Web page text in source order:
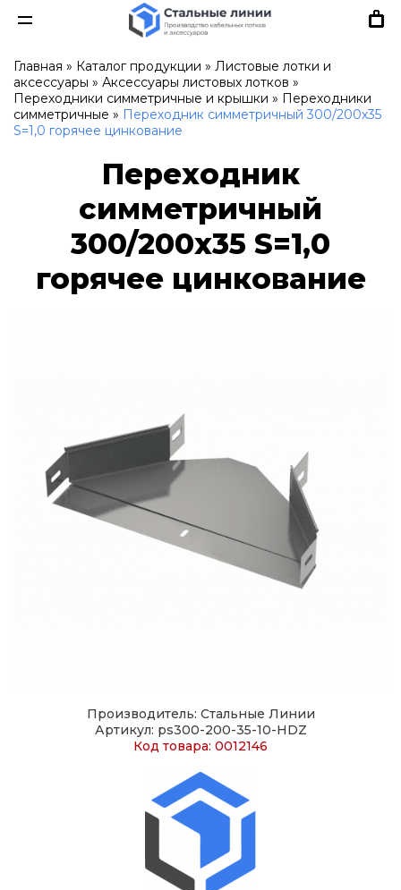
Главная » Каталог продукции » Листовые лотки и
аксессуары » Аксессуары листовых лотков »
Переходники симметричные и крышки » Переходники
симметричные » Переходник симметричный 300/200х35
S=1,0 горячее цинкование
Переходник
симметричный
300/200х35 S=1,0
горячее цинкование
Производитель: Стальные Линии
Артикул: ps300-200-35-10-HDZ
Код товара: 0012146